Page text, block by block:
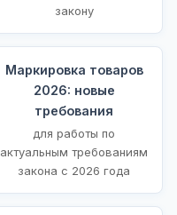
закону
Маркировка товаров
2026: новые
требования
для работы по
актуальным требованиям
закона с 2026 года